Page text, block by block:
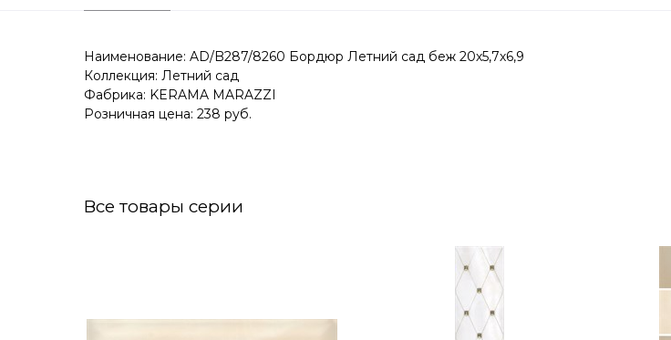
Наименование: AD/B287/8260 Бордюр Летний сад беж 20х5,7х6,9
Коллекция: Летний сад
Фабрика: KERAMA MARAZZI
Розничная цена: 238 руб.
Все товары серии